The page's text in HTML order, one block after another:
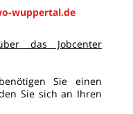
wuppertal.de
das Jobcenter
Sie einen
Sie sich an Ihren